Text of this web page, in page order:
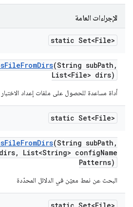
الإجراءات العامة
static Set<File>
FileFromDirs(String subPath ,
List<File> dirs)
أداة مساعدة للحصول على ملفات إعداد الاختبار
static Set<File>
FileFromDirs(String subPath ,
, List<String> configName
Patterns)
البحث عن نمط معيّن في الدلائل المحدّدة